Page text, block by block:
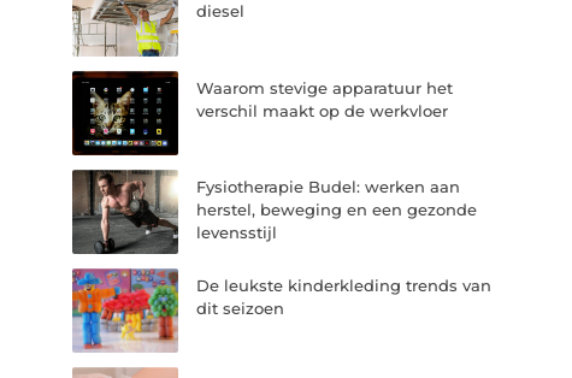
diesel
Waarom stevige apparatuur het
verschil maakt op de werkvloer
Fysiotherapie Budel: werken aan
herstel, beweging en een gezonde
levensstijl
De leukste kinderkleding trends van
dit seizoen